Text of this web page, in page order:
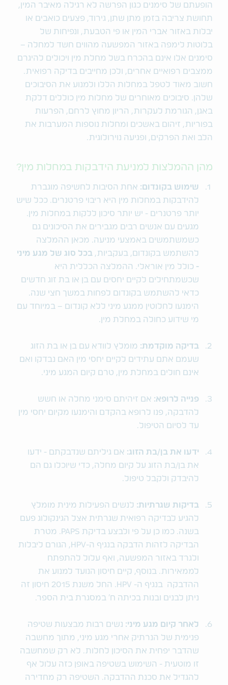
הופעתם של סימנים כגון הפרשה לא רגילה מאיבר המין,
תחושת צריבה בזמן מתן שתן, גירוד, פצעים כואבים או
יבלות באזור אברי המין או פי הטבעת, ונפיחות של
בלוטות לימפה באזור המפשעה מהווים חשד למחלה –
סימנים אלו אינם בהכרח בשל מחלת מין ויכולים להיגרם
ממצבים רפואיים אחרים, ולכן מחייבים בדיקה רפואית.
חשוב מאוד לטפל במחלות הללו ולמנוע את הסיבוכים
שלהן. סיבוכים מאוחרים של מחלות מין כוללים דלקת
באגן, הגורמת לעקרות, הריון מחוץ לרחם, הפרעות
בפוריות, זיהום באשכים ומחלות נוספות המערבות את
הלב ואת הפרקים, ופגיעה נוירולוגית.
מהן ההמלצות למניעת הידבקות במחלות מין?
שימוש בקונדום: אחת הסיבות לחשיפה מוגברת
להידבקות במחלות מין היא ריבוי פרטנרים. ככל שיש
יותר פרטנרים - יש יותר סיכון ללקות במחלות מין.
מגעים עם אנשים רבים מגבירים את הסיכונים גם
כשמשתמשים באמצעי מניעה. מכאן ההמלצה
להשתמש בקונדום, בעקביות,בכל סוג של מגע מיני
- כולל מין אוראלי. ההמלצה הכללית היא
שכשמתחילים לקיים יחסים עם בן או בת זוג חדשים
כדאי להשתמש בקונדום לפחות במשך חצי שנה.
הימנעו לחלוטין ממגע מיני ללא קונדום – במיוחד עם
מי שידוע כחולה במחלת מין.
בדיקה מוקדמת: מומלץ לוודא עם בן או בת הזוג
שעמם אתם עתידים לקיים יחסי מין האם נבדקו ואם
אינם חולים במחלת מין, טרם קיום המגע מיני.
פנייה לרופא: אם זיהיתם סימני מחלה או חשש
להדבקה, פנו לרופא בהקדם והימנעו מקיום יחסי מין
עד לסיום הטיפול.
ידעו את בן/בת הזוג: אם גיליתם שנדבקתם - ידעו
את בן/בת הזוג על קיום מחלה, כדי שיוכלו גם הם
להיבדק ולקבל טיפול.
בדיקות שגרתיות: לנשים הפעילות מינית מומלץ
להגיע לבדיקה רפואית שגרתית אצל הגינקולוג פעם
בשנה. כמו כן על פי ולבצע בדיקת PAPS. מטרת
הבדיקה לזהות הדבקה בנגיף ה-HPV, הגורם ליבלות
ולגרד באזור המפשעה, ואף עלול להתפתח
לממאירות. בנוסף, קיים חיסון הנועד למנוע את
ההדבקה בנגיף ה- HPV. החל משנת 2015 חיסון זה
ניתן לבנים ובנות בכיתה ח' במסגרת בית הספר.
לאחר קיום מגע מיני: נשים רבות מבצעות שטיפה
פנימית של הנרתיק אחרי מגע מיני, מתוך מחשבה
שהדבר יפחית את הסיכון לחלות. לא רק שמחשבה
זו מוטעית - השימוש בשטיפה באופן כזה עלול אף
להגדיל את סכנת ההדבקה. השטיפה רק מחדירה